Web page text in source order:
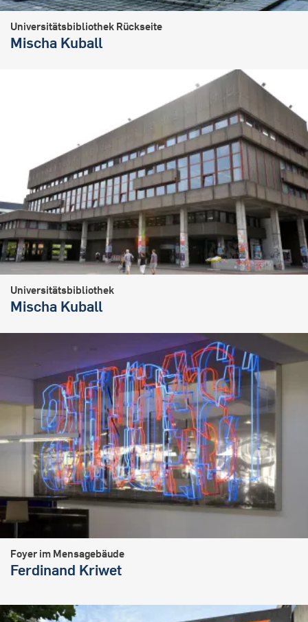
Universitätsbibliothek Rückseite
Mischa Kuball
Universitätsbibliothek
Mischa Kuball
Foyer im Mensagebäude
Ferdinand Kriwet